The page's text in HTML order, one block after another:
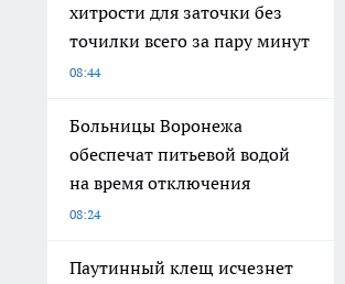
хитрости для заточки без
точилки всего за пару минут
08:44
Больницы Воронежа
обеспечат питьевой водой
на время отключения
08:24
Паутинный клещ исчезнет